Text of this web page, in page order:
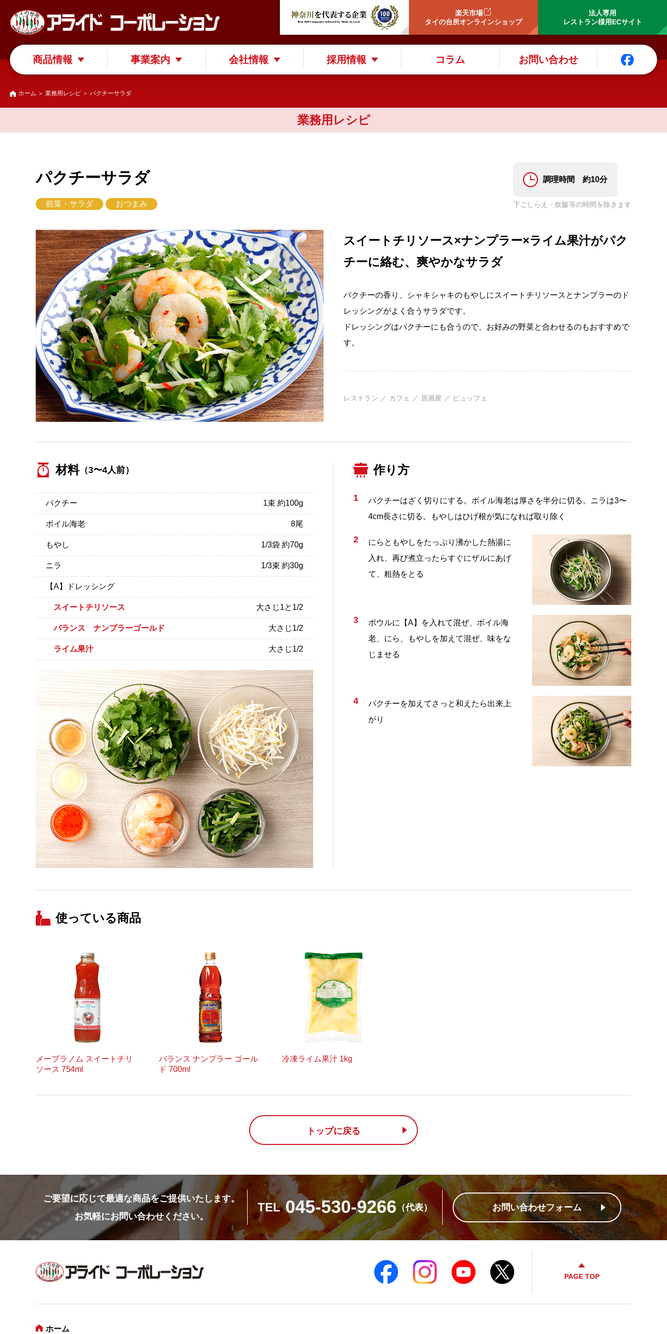
楽天市場
タイの台所オンラインショップ
法人専用
レストラン様用ECサイト
商品情報 事業案内 会社情報 採用情報 コラム お問い合わせ
ホーム ＞ 業務用レシピ ＞ パクチーサラダ
業務用レシピ
パクチーサラダ
前菜・サラダ おつまみ
調理時間 約10分
下ごしらえ・炊飯等の時間を除きます
スイートチリソース×ナンプラー×ライム果汁がパク
チーに絡む、爽やかなサラダ
パクチーの香り、シャキシャキのもやしにスイートチリソースとナンプラーのド
レッシングがよく合うサラダです。
ドレッシングはパクチーにも合うので、お好みの野菜と合わせるのもおすすめで
す。
レストラン ／ カフェ ／ 居酒屋 ／ ビュッフェ
材料（3〜4人前）
パクチー 1束 約100g
ボイル海老 8尾
もやし 1/3袋 約70g
ニラ 1/3束 約30g
【A】ドレッシング
スイートチリソース 大さじ1と1/2
バランス ナンプラーゴールド 大さじ1/2
ライム果汁 大さじ1/2
作り方
1
パクチーはざく切りにする。ボイル海老は厚さを半分に切る。ニラは3〜
4cm長さに切る。もやしはひげ根が気になれば取り除く
2
にらともやしをたっぷり沸かした熱湯に
入れ、再び煮立ったらすぐにザルにあげ
て、粗熱をとる
3
ボウルに【A】を入れて混ぜ、ボイル海
老、にら、もやしを加えて混ぜ、味をな
じませる
4
パクチーを加えてさっと和えたら出来上
がり
使っている商品
メープラノム スイートチリ
ソース 754ml
バランス ナンプラー ゴール
ド 700ml
冷凍ライム果汁 1kg
トップに戻る
ご要望に応じて最適な商品をご提供いたします。
お気軽にお問い合わせください。
TEL 045-530-9266 （代表） お問い合わせフォーム
PAGE TOP
ホーム